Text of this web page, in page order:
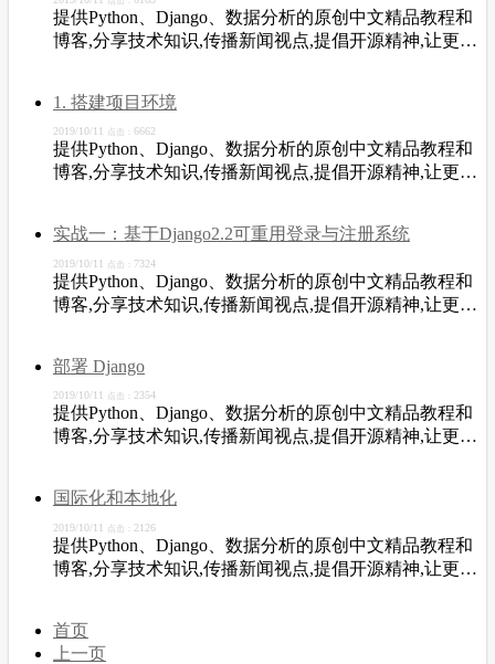
提供Python、Django、数据分析的原创中文精品教程和
博客,分享技术知识,传播新闻视点,提倡开源精神,让更多
1. 搭建项目环境
2019/10/11 点击： 6662
提供Python、Django、数据分析的原创中文精品教程和
博客,分享技术知识,传播新闻视点,提倡开源精神,让更多
实战一：基于Django2.2可重用登录与注册系统
2019/10/11 点击： 7324
提供Python、Django、数据分析的原创中文精品教程和
博客,分享技术知识,传播新闻视点,提倡开源精神,让更多
部署 Django
2019/10/11 点击： 2354
提供Python、Django、数据分析的原创中文精品教程和
博客,分享技术知识,传播新闻视点,提倡开源精神,让更多
国际化和本地化
2019/10/11 点击： 2126
提供Python、Django、数据分析的原创中文精品教程和
博客,分享技术知识,传播新闻视点,提倡开源精神,让更多
首页
上一页